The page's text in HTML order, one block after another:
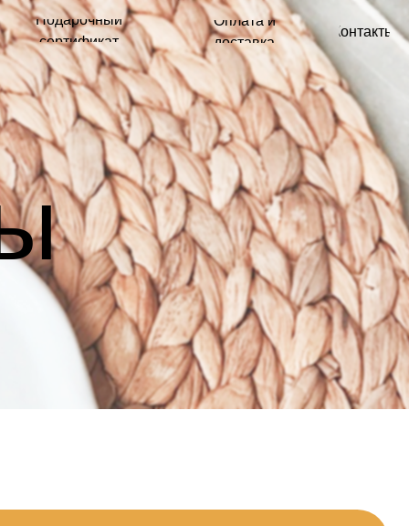
Контакты
Оплата и
доставка
КЛАСС